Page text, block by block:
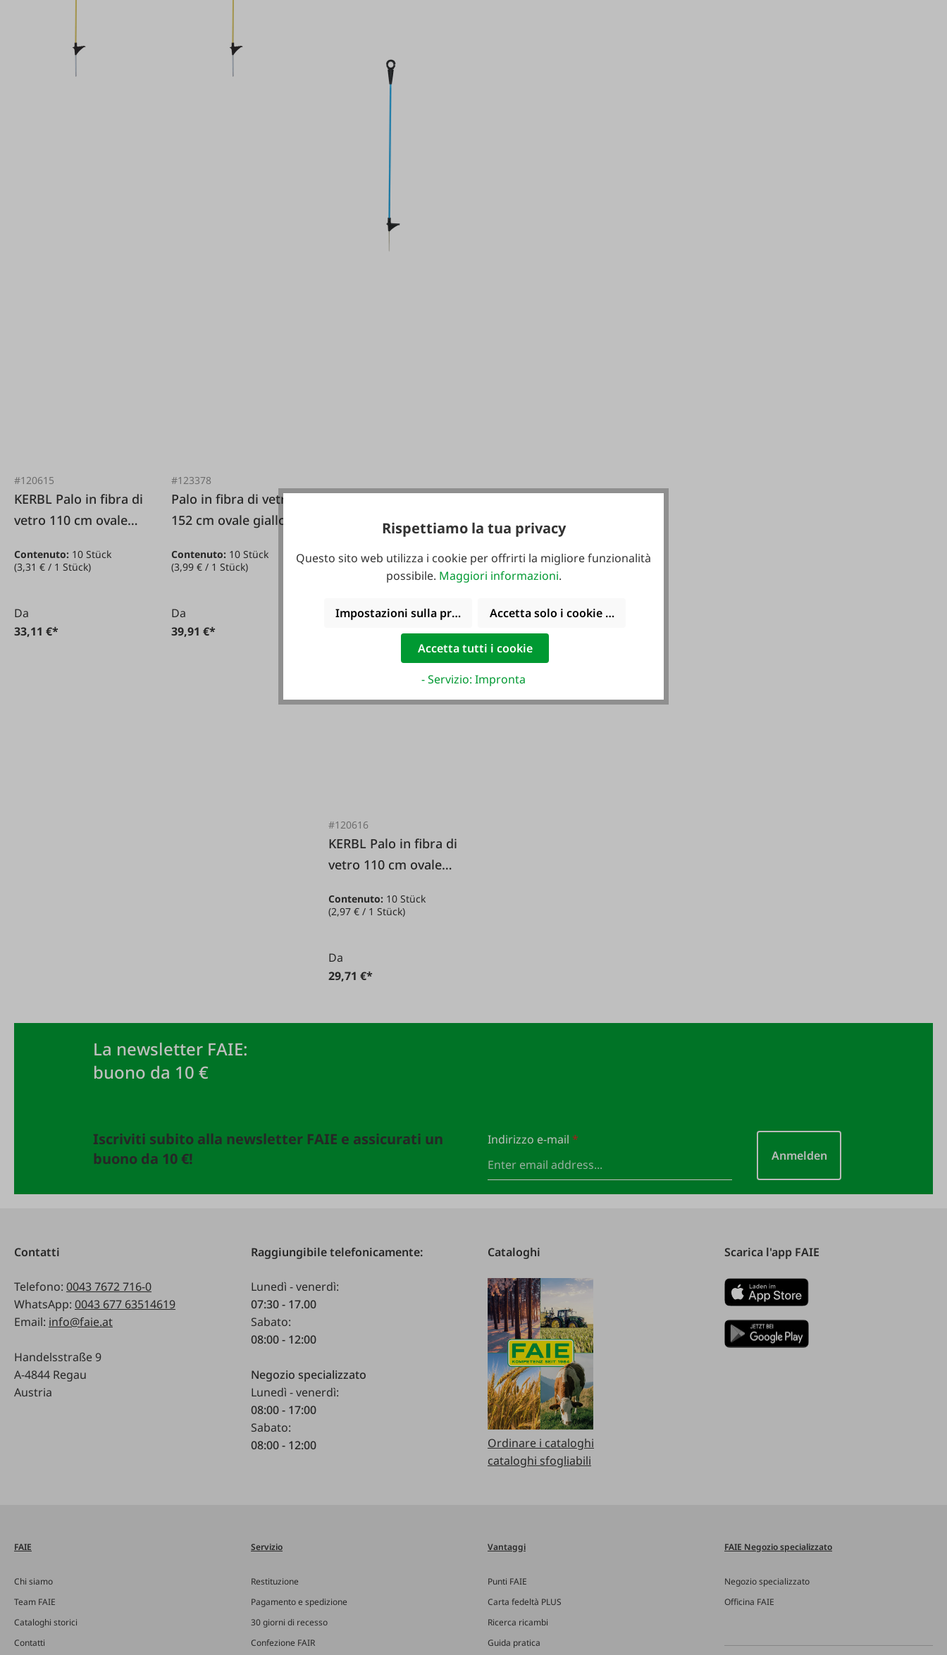
#120615
KERBL Palo in fibra di
vetro 110 cm ovale
Contenuto: 10 Stück
(3,31 € / 1 Stück)
Da
33,11 €*
#123378
Palo in fibra di vetro
152 cm ovale giallo
Contenuto: 10 Stück
(3,99 € / 1 Stück)
Da
39,91 €*
#120616
KERBL Palo in fibra di
vetro 110 cm ovale
Contenuto: 10 Stück
(2,97 € / 1 Stück)
Da
29,71 €*
La newsletter FAIE:
buono da 10 €
Iscriviti subito alla newsletter FAIE e assicurati un
buono da 10 €!
Indirizzo e-mail *
Anmelden
Contatti
Telefono: 0043 7672 716-0
WhatsApp: 0043 677 63514619
Email: info@faie.at
Handelsstraße 9
A-4844 Regau
Austria
Raggiungibile telefonicamente:
Lunedì - venerdì:
07:30 - 17.00
Sabato:
08:00 - 12:00
Negozio specializzato
Lunedì - venerdì:
08:00 - 17:00
Sabato:
08:00 - 12:00
Cataloghi
Ordinare i cataloghi
cataloghi sfogliabili
Scarica l'app FAIE
FAIE
Chi siamo
Team FAIE
Cataloghi storici
Contatti
Servizio
Restituzione
Pagamento e spedizione
30 giorni di recesso
Confezione FAIR
Vantaggi
Punti FAIE
Carta fedeltà PLUS
Ricerca ricambi
Guida pratica
FAIE Negozio specializzato
Negozio specializzato
Officina FAIE
Rispettiamo la tua privacy
Questo sito web utilizza i cookie per offrirti la migliore funzionalità
possibile. Maggiori informazioni.
Impostazioni sulla privacy Accetta solo i cookie funzionali
Accetta tutti i cookie
- Servizio: Impronta